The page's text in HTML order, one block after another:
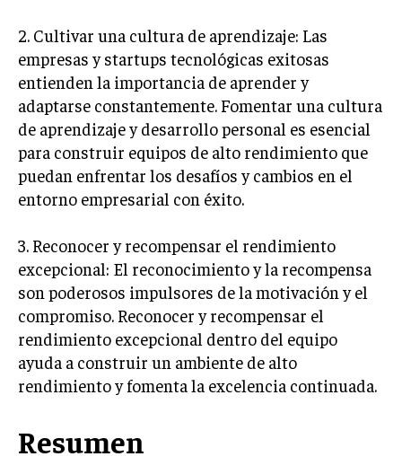
2. Cultivar una cultura de aprendizaje: Las
empresas y startups tecnológicas exitosas
entienden la importancia de aprender y
adaptarse constantemente. Fomentar una cultura
de aprendizaje y desarrollo personal es esencial
para construir equipos de alto rendimiento que
puedan enfrentar los desafíos y cambios en el
entorno empresarial con éxito.
3. Reconocer y recompensar el rendimiento
excepcional: El reconocimiento y la recompensa
son poderosos impulsores de la motivación y el
compromiso. Reconocer y recompensar el
rendimiento excepcional dentro del equipo
ayuda a construir un ambiente de alto
rendimiento y fomenta la excelencia continuada.
Resumen